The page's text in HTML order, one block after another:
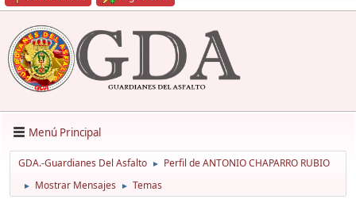
Menú Principal
GDA.-Guardianes Del Asfalto ► Perfil de ANTONIO CHAPARRO RUBIO
► Mostrar Mensajes ► Temas